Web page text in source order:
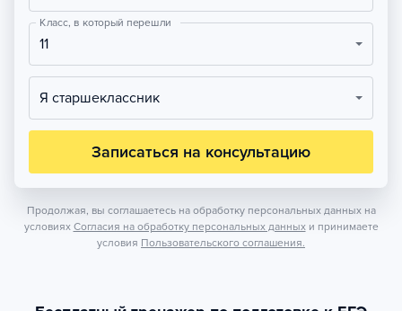
Класс, в который перешли
11
Я старшеклассник
Записаться на консультацию
Продолжая, вы соглашаетесь на обработку персональных данных на
условиях Согласия на обработку персональных данных и принимаете
условия Пользовательского соглашения.